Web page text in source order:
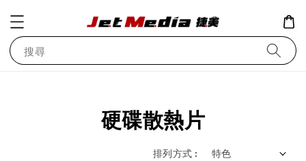
搜尋
硬碟散熱片
排列方式 :